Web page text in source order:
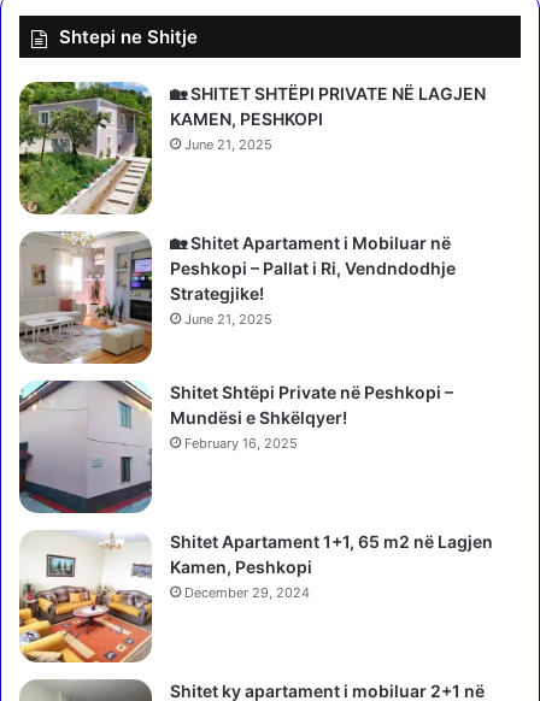
r
l
o
g
u
t
:
P
a
y
r
e
,
d
o
t
ë
e
ë
"
s
p
o
n
ë
6
b
i
z
n
s
e
,
o
n
s
a
o
e
t
m
s
Shtepi ne Shitje
🏡 SHITET SHTËPI PRIVATE NË LAGJEN
KAMEN, PESHKOPI
June 21, 2025
🏡 Shitet Apartament i Mobiluar në
Peshkopi – Pallat i Ri, Vendndodhje
Strategjike!
June 21, 2025
Shitet Shtëpi Private në Peshkopi –
Mundësi e Shkëlqyer!
February 16, 2025
Shitet Apartament 1+1, 65 m2 në Lagjen
Kamen, Peshkopi
December 29, 2024
Shitet ky apartament i mobiluar 2+1 në